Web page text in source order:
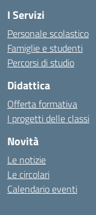
I Servizi
Personale scolastico
Famiglie e studenti
Percorsi di studio
Didattica
Offerta formativa
I progetti delle classi
Novità
Le notizie
Le circolari
Calendario eventi